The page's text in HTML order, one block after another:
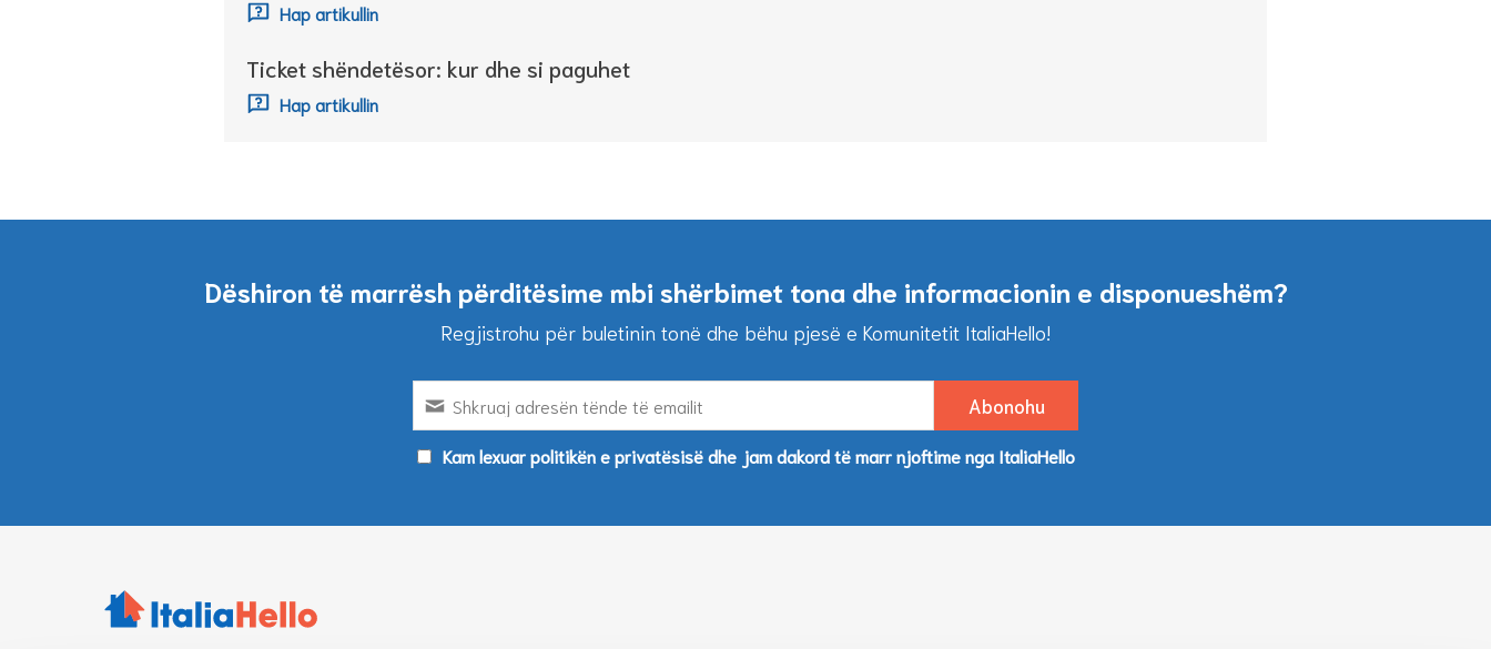
Hap artikullin
Ticket shëndetësor: kur dhe si paguhet
Hap artikullin
Dëshiron të marrësh përditësime mbi shërbimet tona dhe informacionin e disponueshëm?
Regjistrohu për buletinin tonë dhe bëhu pjesë e Komunitetit ItaliaHello!
Kam lexuar politikën e privatësisë dhe jam dakord të marr njoftime nga ItaliaHello